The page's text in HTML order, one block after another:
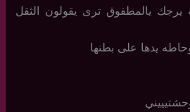
يرجك يالمطفوق ترى يقولون الثقل
يدها على بطنها